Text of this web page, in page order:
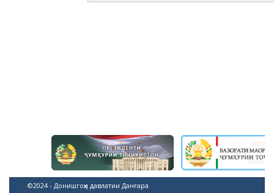
©2024 - Донишгоҳи давлатии Данғара